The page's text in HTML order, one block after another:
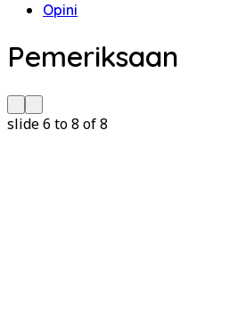
Opini
Pemeriksaan
slide6 to 8 of 8